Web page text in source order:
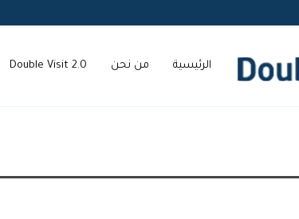
الرئيسية من نحن Double Visit 2.0